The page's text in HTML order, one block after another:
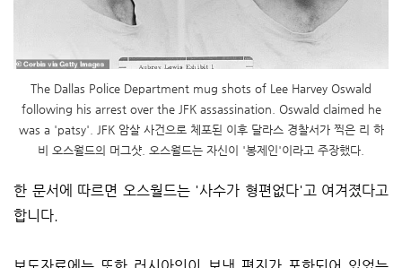
The Dallas Police Department mug shots of Lee Harvey Oswald
following his arrest over the JFK assassination. Oswald claimed he
was a 'patsy'. JFK 암살 사건으로 체포된 이후 달라스 경찰서가 찍은 리 하
비 오스월드의 머그샷. 오스월드는 자신이 '봉제인'이라고 주장했다.
한 문서에 따르면 오스월드는 '사수가 형편없다'고 여겨졌다고
합니다.